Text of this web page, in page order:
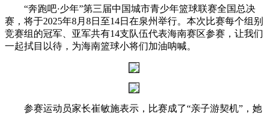
“奔跑吧·少年”第三届中国城市青少年篮球联赛全国总决
赛，将于2025年8月8日至14日在泉州举行。本次比赛每个组别
竞赛组的冠军、亚军共有14支队伍代表海南赛区参赛，让我们
一起拭目以待，为海南篮球小将们加油呐喊。
参赛运动员家长崔敏施表示，比赛成了“亲子游契机”，她